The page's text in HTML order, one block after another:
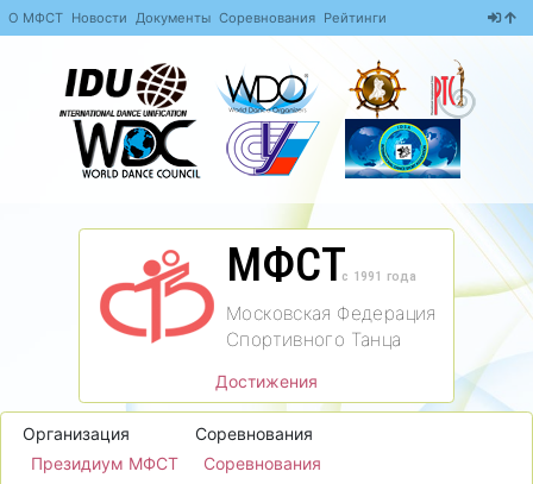
О МФСТ Новости Документы Соревнования Рейтинги
МФСТc 1991 года
Московская Федерация
Спортивного Танца
Достижения
Организация
Президиум МФСТ
Соревнования
Соревнования